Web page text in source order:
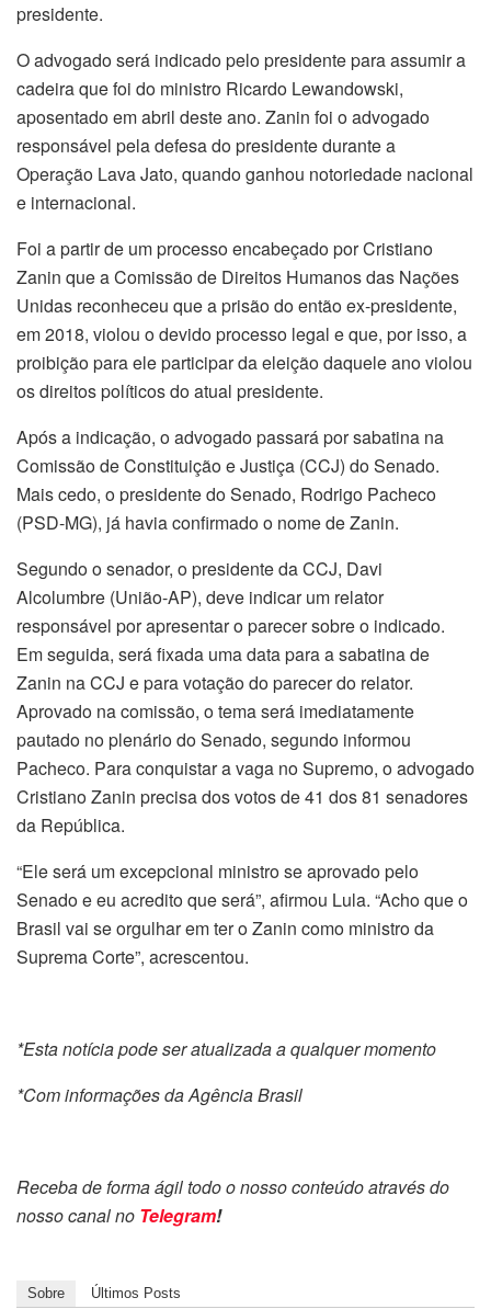
presidente.
O advogado será indicado pelo presidente para assumir a
cadeira que foi do ministro Ricardo Lewandowski,
aposentado em abril deste ano. Zanin foi o advogado
responsável pela defesa do presidente durante a
Operação Lava Jato, quando ganhou notoriedade nacional
e internacional.
Foi a partir de um processo encabeçado por Cristiano
Zanin que a Comissão de Direitos Humanos das Nações
Unidas reconheceu que a prisão do então ex-presidente,
em 2018, violou o devido processo legal e que, por isso, a
proibição para ele participar da eleição daquele ano violou
os direitos políticos do atual presidente.
Após a indicação, o advogado passará por sabatina na
Comissão de Constituição e Justiça (CCJ) do Senado.
Mais cedo, o presidente do Senado, Rodrigo Pacheco
(PSD-MG), já havia confirmado o nome de Zanin.
Segundo o senador, o presidente da CCJ, Davi
Alcolumbre (União-AP), deve indicar um relator
responsável por apresentar o parecer sobre o indicado.
Em seguida, será fixada uma data para a sabatina de
Zanin na CCJ e para votação do parecer do relator.
Aprovado na comissão, o tema será imediatamente
pautado no plenário do Senado, segundo informou
Pacheco. Para conquistar a vaga no Supremo, o advogado
Cristiano Zanin precisa dos votos de 41 dos 81 senadores
da República.
“Ele será um excepcional ministro se aprovado pelo
Senado e eu acredito que será”, afirmou Lula. “Acho que o
Brasil vai se orgulhar em ter o Zanin como ministro da
Suprema Corte”, acrescentou.
*Esta notícia pode ser atualizada a qualquer momento
*Com informações da Agência Brasil
Receba de forma ágil todo o nosso conteúdo através do
nosso canal no Telegram!
Sobre Últimos Posts